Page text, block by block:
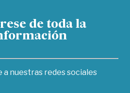
de toda la
a nuestras redes sociales